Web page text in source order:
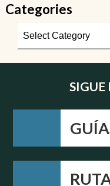
Categories